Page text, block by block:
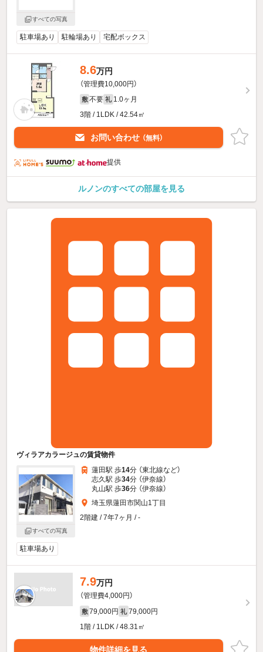
すべての写真
駐車場あり 駐輪場あり 宅配ボックス
8.6万円
（管理費10,000円）
敷 不要 礼 1.0ヶ月
3階 / 1LDK / 42.54㎡
お問い合わせ （無料）
提供
ルノンのすべての部屋を見る
ヴィラアカラージュの賃貸物件
すべての写真
蓮田駅 歩14分 （東北線など）
志久駅 歩34分 （伊奈線）
丸山駅 歩36分 （伊奈線）
埼玉県蓮田市関山1丁目
2階建 / 7年7ヶ月 / -
駐車場あり
7.9万円
（管理費4,000円）
敷 79,000円 礼 79,000円
1階 / 1LDK / 48.31㎡
物件詳細を見る